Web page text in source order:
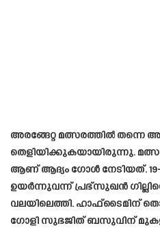
അരങ്ങേറ്റ മത്സരത്തിൽ തന്നെ
തെളിയിക്കുകയായിരുന്നു.
ആണ് ആദ്യം ഗോൾ നേടിയത്. 19-
ഉയർന്നുവന്ന് പ്രഭ്സുഖൻ
വലയിലെത്തി. ഹാഫ്‌ടൈമിന്
ഗോളി സുഭജിത് ബസുവിന്